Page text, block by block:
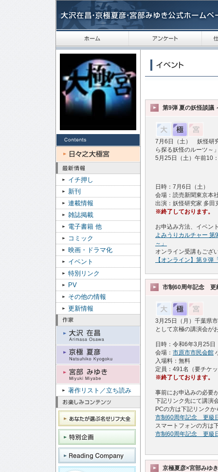
イチ押し
新刊
連載情報
雑誌掲載
電子書籍 他
コミック
映画・ドラマ化
イベント
特別リンク
PV
その他の情報
更新情報
著作リスト／立ち読み
第9弾 夏の妖怪談議
7月6日（土） 妖怪研
ら探る妖怪のルーツ～
5月25日（土）午前10
日時：7月6日（土）
会場：読売新聞東京本
出演：妖怪研究家 多田
※終了しております。
お申込み方法、イベン
よみうりカルチャー 第
～」
オンライン受講もござ
【オンライン】第９
市制60周年記念 更
3月25日（月）千葉県
として京極の講演会が
日時：令和6年3月25
会場： 市原市市民会館
入場料：無料
定員：491名（要チケ
※終了しております。
事前にお申込みの必要
下記リンク先にて講演
PCの方は下記リンクか
市制60周年記念 更級
スマートフォンの方は
市制60周年記念 更級
京極夏彦×宮部みゆ